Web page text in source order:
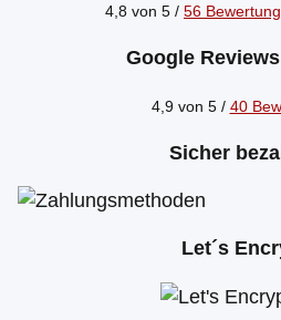
4,8 von 5 / 56
Google Reviews
4,9 von 5 / 40
Sicher
Let´s